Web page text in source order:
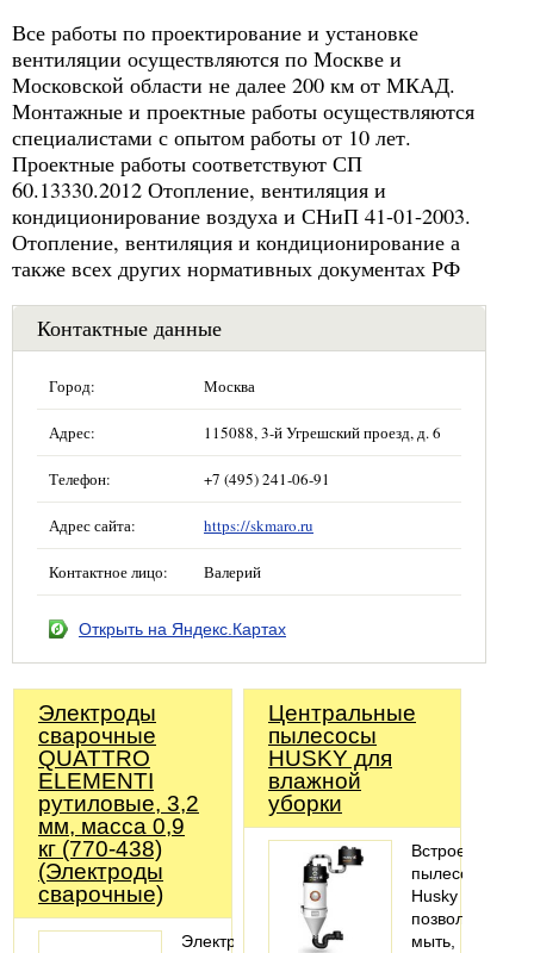
Все работы по проектирование и установке
вентиляции осуществляются по Москве и
Московской области не далее 200 км от МКАД.
Монтажные и проектные работы осуществляются
специалистами с опытом работы от 10 лет.
Проектные работы соответствуют СП
60.13330.2012 Отопление, вентиляция и
кондиционирование воздуха и СНиП 41-01-2003.
Отопление, вентиляция и кондиционирование а
также всех других нормативных документах РФ
Контактные данные
Город: Москва
Адрес: 115088, 3-й Угрешский проезд, д. 6
Телефон: +7 (495) 241-06-91
Адрес сайта: https://skmaro.ru
Контактное лицо: Валерий
Открыть на Яндекс.Картах
Электроды
сварочные
QUATTRO
ELEMENTI
рутиловые, 3,2
мм, масса 0,9
кг (770-438)
(Электроды
сварочные)
Электроды
Центральные
пылесосы
HUSKY для
влажной
уборки
Встроенные
пылесосы
Husky
позволяют
мыть,